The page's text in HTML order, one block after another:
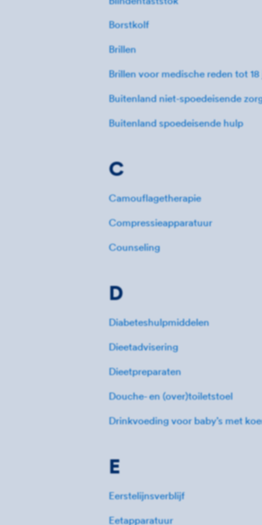
Borstkolf
Brillen
Brillen voor medische reden tot 18
Buitenland niet-spoedeisende
Buitenland spoedeisende hulp
C
Camouflagetherapie
Compressieapparatuur
Counseling
D
Diabeteshulpmiddelen
Dieetadvisering
Dieetpreparaten
Douche- en (over)toiletstoel
Drinkvoeding voor baby’s met
E
Eerstelijnsverblijf
Eetapparatuur